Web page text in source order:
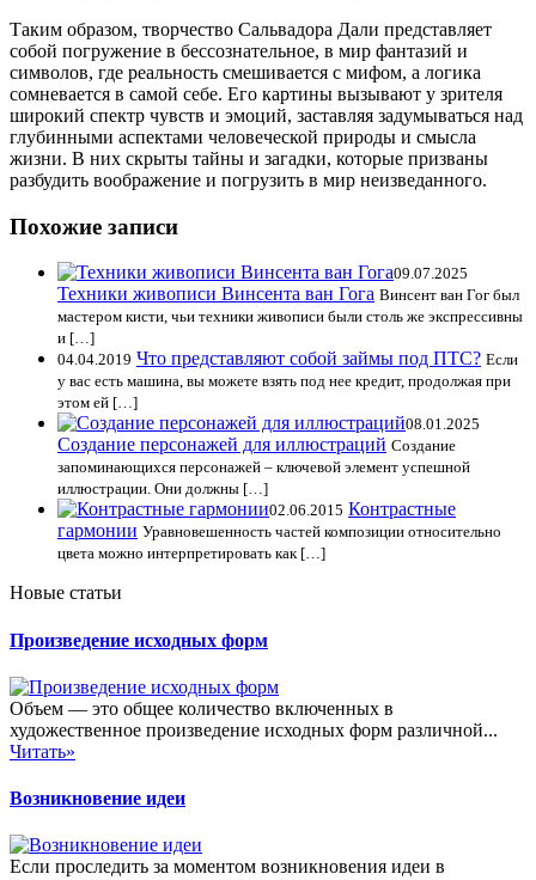
Таким образом, творчество Сальвадора Дали представляет
собой погружение в бессознательное, в мир фантазий и
символов, где реальность смешивается с мифом, а логика
сомневается в самой себе. Его картины вызывают у зрителя
широкий спектр чувств и эмоций, заставляя задумываться над
глубинными аспектами человеческой природы и смысла
жизни. В них скрыты тайны и загадки, которые призваны
разбудить воображение и погрузить в мир неизведанного.
Похожие записи
09.07.2025
Техники живописи Винсента ван Гога Винсент ван Гог был
мастером кисти, чьи техники живописи были столь же экспрессивны
и […]
04.04.2019 Что представляют собой займы под ПТС? Если
у вас есть машина, вы можете взять под нее кредит, продолжая при
этом ей […]
08.01.2025
Создание персонажей для иллюстраций Создание
запоминающихся персонажей – ключевой элемент успешной
иллюстрации. Они должны […]
02.06.2015 Контрастные
гармонии Уравновешенность частей композиции относительно
цвета можно интерпретировать как […]
Новые статьи
Произведение исходных форм
Объем — это общее количество включенных в
художественное произведение исходных форм различной...
Читать»
Возникновение идеи
Если проследить за моментом возникновения идеи в